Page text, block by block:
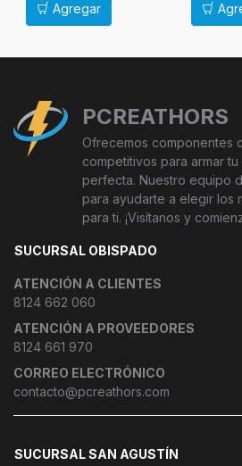
Agregar
PCREATHORS
Ofrecemos componentes
competitivos para armar
perfecta. Nuestro equipo
para ayudarte a elegir los
para ti. ¡Visítanos y
SUCURSAL OBISPADO
ATENCIÓN A CLIENTES
8124 662 060
ATENCIÓN A PROVEEDORES
8124 661 970
CORREO ELECTRÓNICO
contacto@pcreathors.com
SUCURSAL SAN AGUSTÍN